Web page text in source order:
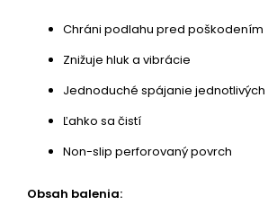
Chráni podlahu pred poškodením
Znižuje hluk a vibrácie
Jednoduché spájanie
Ľahko sa čistí
Non-slip perforovaný povrch
Obsah balenia: